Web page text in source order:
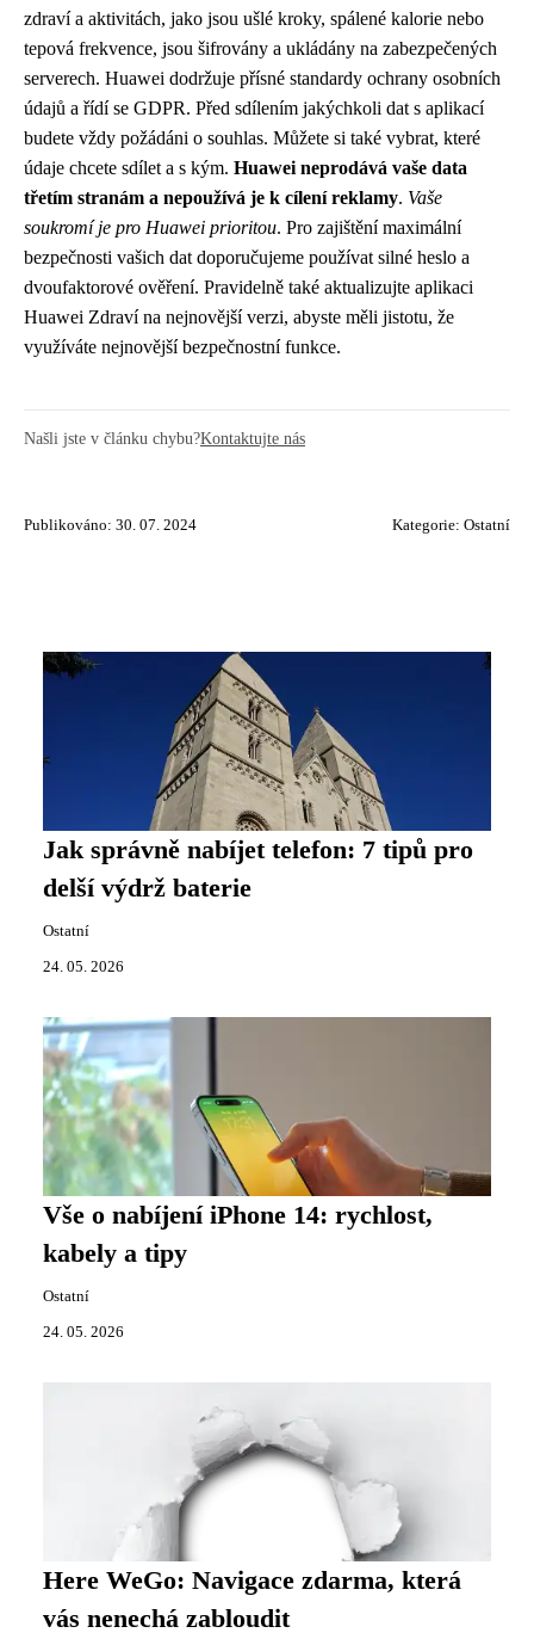
zdraví a aktivitách, jako jsou ušlé kroky, spálené kalorie nebo
tepová frekvence, jsou šifrovány a ukládány na zabezpečených
serverech. Huawei dodržuje přísné standardy ochrany osobních
údajů a řídí se GDPR. Před sdílením jakýchkoli dat s aplikací
budete vždy požádáni o souhlas. Můžete si také vybrat, které
údaje chcete sdílet a s kým. Huawei neprodává vaše data
třetím stranám a nepoužívá je k cílení reklamy. Vaše
soukromí je pro Huawei prioritou. Pro zajištění maximální
bezpečnosti vašich dat doporučujeme používat silné heslo a
dvoufaktorové ověření. Pravidelně také aktualizujte aplikaci
Huawei Zdraví na nejnovější verzi, abyste měli jistotu, že
využíváte nejnovější bezpečnostní funkce.
Našli jste v článku chybu?Kontaktujte nás
Publikováno: 30. 07. 2024 Kategorie: Ostatní
Jak správně nabíjet telefon: 7 tipů pro
delší výdrž baterie
Ostatní
24. 05. 2026
Vše o nabíjení iPhone 14: rychlost,
kabely a tipy
Ostatní
24. 05. 2026
Here WeGo: Navigace zdarma, která
vás nenechá zabloudit